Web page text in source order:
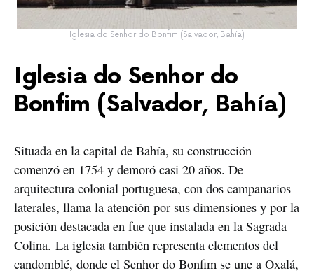
Iglesia do Senhor do Bonfim (Salvador, Bahía)
Iglesia do Senhor do
Bonfim (Salvador, Bahía)
Situada en la capital de Bahía, su construcción
comenzó en 1754 y demoró casi 20 años. De
arquitectura colonial portuguesa, con dos campanarios
laterales, llama la atención por sus dimensiones y por la
posición destacada en fue que instalada en la Sagrada
Colina. La iglesia también representa elementos del
candomblé, donde el Senhor do Bonfim se une a Oxalá,